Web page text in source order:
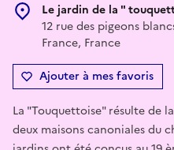
Le jardin de la "
12 rue des pigeons
France, France
Ajouter à mes favoris
La "Touquettoise" résulte de
deux maisons canoniales du